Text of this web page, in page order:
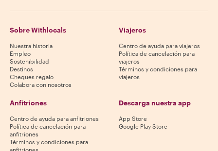
Sobre Withlocals
Nuestra historia
Empleo
Sostenibilidad
Destinos
Cheques regalo
Colabora con nosotros
Viajeros
Centro de ayuda para viajeros
Política de cancelación para
viajeros
Términos y condiciones para
viajeros
Anfitriones
Centro de ayuda para anfitriones
Política de cancelación para
anfitriones
Términos y condiciones para
anfitriones
Descarga nuestra app
App Store
Google Play Store